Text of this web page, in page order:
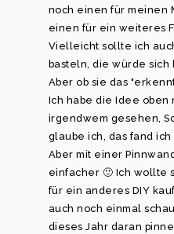
noch einen für meinen
einen für ein weiteres
Vielleicht sollte ich
basteln, die würde sich
Aber ob sie das
Ich habe die Idee oben
irgendwem gesehen,
glaube ich, das fand
Aber mit einer
einfacher 🙂 Ich wollte
für ein anderes DIY
auch noch einmal
dieses Jahr daran